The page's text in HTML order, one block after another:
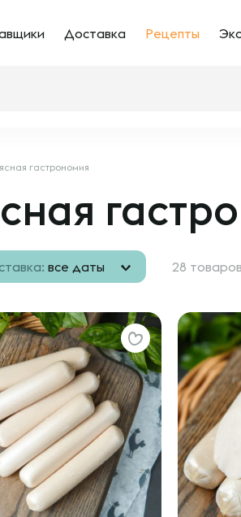
Доставка Рецепты
гастрономия
все даты 28 товаров